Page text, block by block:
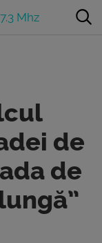
Mhz
de
de